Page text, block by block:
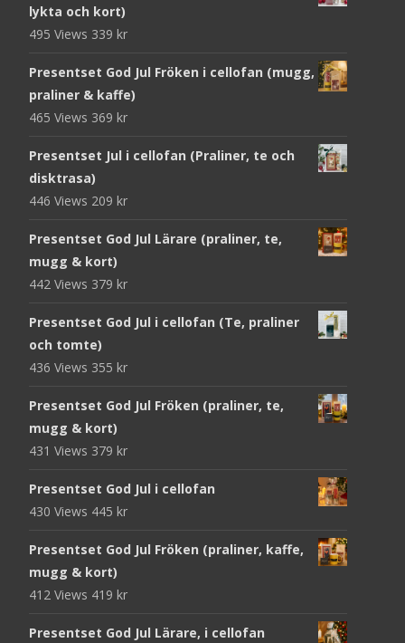
lykta och kort)
495 Views 339 kr
Presentset God Jul Fröken i cellofan (mugg,
praliner & kaffe)
465 Views 369 kr
Presentset Jul i cellofan (Praliner, te och
disktrasa)
446 Views 209 kr
Presentset God Jul Lärare (praliner, te,
mugg & kort)
442 Views 379 kr
Presentset God Jul i cellofan (Te, praliner
och tomte)
436 Views 355 kr
Presentset God Jul Fröken (praliner, te,
mugg & kort)
431 Views 379 kr
Presentset God Jul i cellofan
430 Views 445 kr
Presentset God Jul Fröken (praliner, kaffe,
mugg & kort)
412 Views 419 kr
Presentset God Jul Lärare, i cellofan